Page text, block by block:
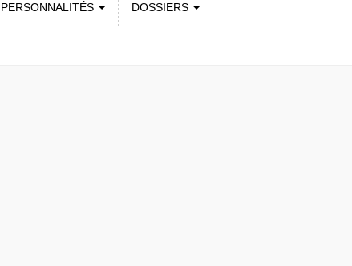
PERSONNALITÉS DOSSIERS